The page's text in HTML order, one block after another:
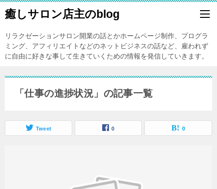
癒しサロン店主のblog
リラクゼーションサロン開業の話とかホームページ制作、プログラ
ミング、アフィリエイトなどのネットビジネスの話など、雇われず
に自由に好きな事して生きていくための情報を発信していきます。
「仕事の進捗状況」の記事一覧
Tweet 0 0